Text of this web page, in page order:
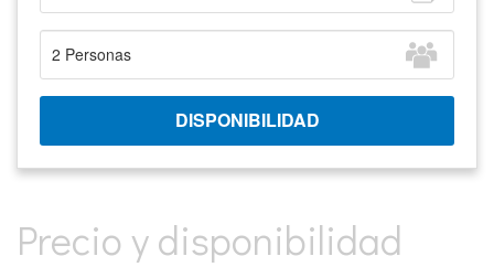
Precio y disponibilidad